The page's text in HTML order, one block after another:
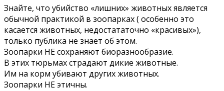
Знайте, что убийство «лишних» животных является
обычной практикой в зоопарках ( особенно это
касается животных, недостататочно «красивых»),
только публика не знает об этом.
Зоопарки НЕ сохраняют биоразнообразие.
В этих тюрьмах страдают дикие животные.
Им на корм убивают других животных.
Зоопарки НЕ этичны.